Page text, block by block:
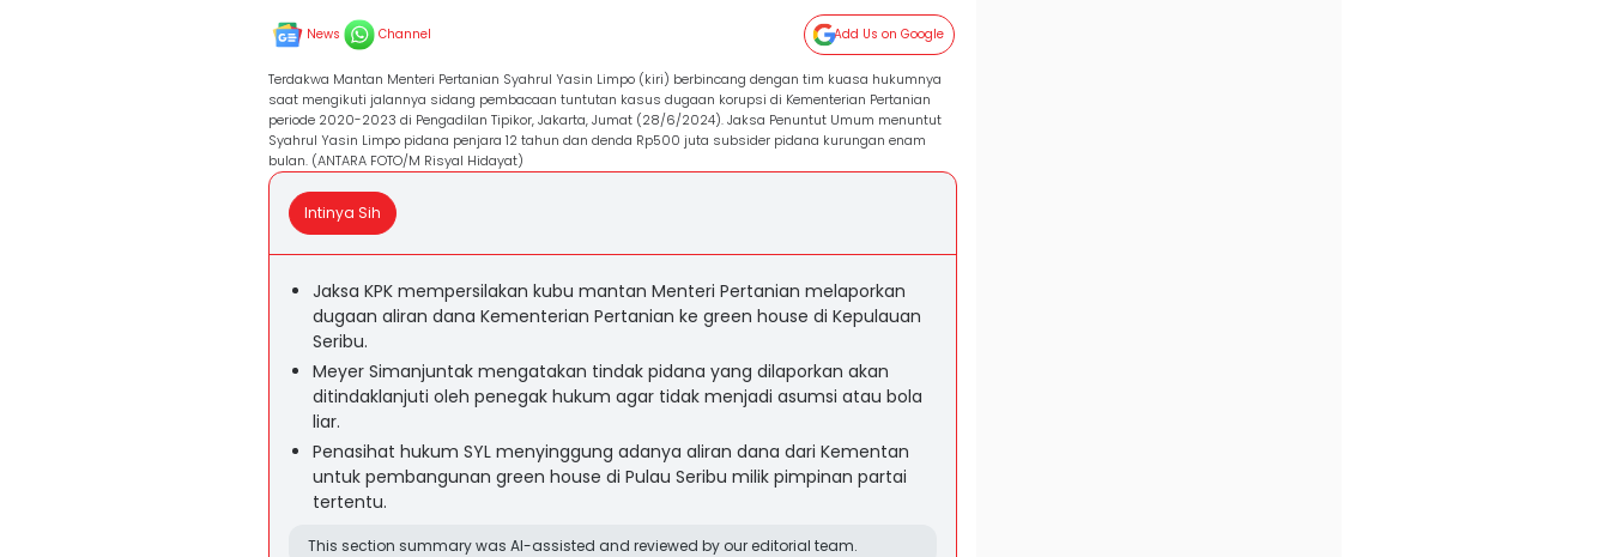
News Channel Add Us on Google
Terdakwa Mantan Menteri Pertanian Syahrul Yasin Limpo (kiri) berbincang dengan tim kuasa hukumnya
saat mengikuti jalannya sidang pembacaan tuntutan kasus dugaan korupsi di Kementerian Pertanian
periode 2020-2023 di Pengadilan Tipikor, Jakarta, Jumat (28/6/2024). Jaksa Penuntut Umum menuntut
Syahrul Yasin Limpo pidana penjara 12 tahun dan denda Rp500 juta subsider pidana kurungan enam
bulan. (ANTARA FOTO/M Risyal Hidayat)
Intinya Sih
Jaksa KPK mempersilakan kubu mantan Menteri Pertanian melaporkan
dugaan aliran dana Kementerian Pertanian ke green house di Kepulauan
Seribu.
Meyer Simanjuntak mengatakan tindak pidana yang dilaporkan akan
ditindaklanjuti oleh penegak hukum agar tidak menjadi asumsi atau bola
liar.
Penasihat hukum SYL menyinggung adanya aliran dana dari Kementan
untuk pembangunan green house di Pulau Seribu milik pimpinan partai
tertentu.
This section summary was AI-assisted and reviewed by our editorial team.